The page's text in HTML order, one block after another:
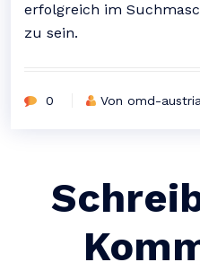
erfolgreich im
zu sein.
0 Von omd-austria